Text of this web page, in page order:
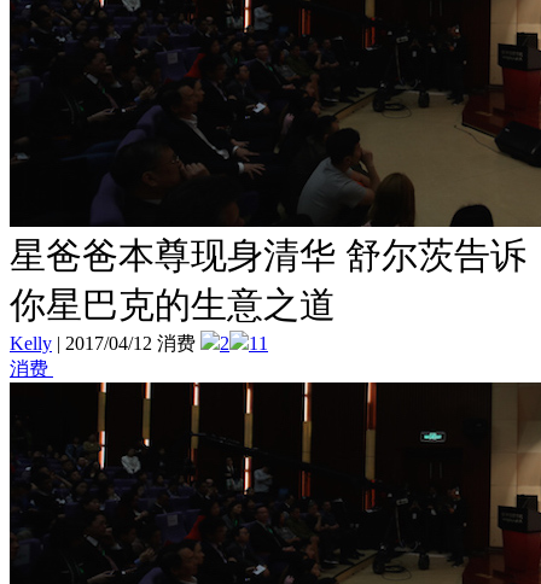
星爸爸本尊现身清华 舒尔茨告诉
你星巴克的生意之道
Kelly | 2017/04/12 消费 2
11
消费